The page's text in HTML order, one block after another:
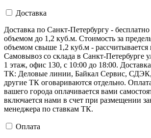
Доставка
Доставка по Санкт-Петербургу -
объемом до 1,2 куб.м. Стоимость за
объемом свыше 1,2 куб.м - рассчитывается
Самовывоз со склада в Санкт-Петербурге
1 этаж, офис 130, с 10:00 до 18:00.
ТК: Деловые линии, Байкал Сервис,
другие ТК оговариваются отдельно.
вашего города оплачивается вами
включается нами в счет при размещении
менеджера по ставкам ТК.
Оплата